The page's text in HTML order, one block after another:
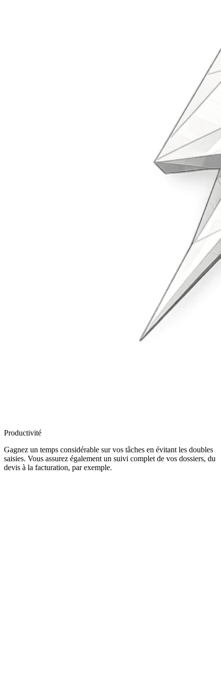
Productivité
Gagnez un temps considérable sur vos tâches en évitant les doubles
saisies. Vous assurez également un suivi complet de vos dossiers, du
devis à la facturation, par exemple.